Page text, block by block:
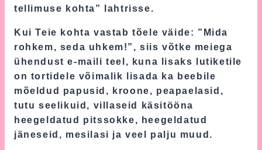
tellimuse kohta” lahtrisse.
Kui Teie kohta vastab tõele väide: ”Mida
rohkem, seda uhkem!”, siis võtke meiega
ühendust e-maili teel, kuna lisaks lutiketile
on tortidele võimalik lisada ka beebile
mõeldud papusid, kroone, peapaelasid,
tutu seelikuid, villaseid käsitööna
heegeldatud pitssokke, heegeldatud
jäneseid, mesilasi ja veel palju muud.